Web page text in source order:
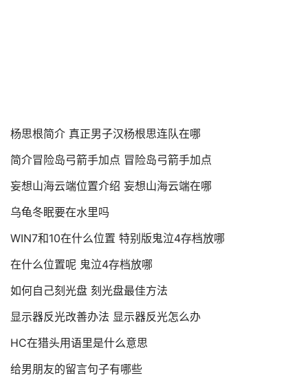
杨思根简介 真正男子汉杨根思连队在哪
简介冒险岛弓箭手加点 冒险岛弓箭手加点
妄想山海云端位置介绍 妄想山海云端在哪
乌龟冬眠要在水里吗
WIN7和10在什么位置 特别版鬼泣4存档放哪
在什么位置呢 鬼泣4存档放哪
如何自己刻光盘 刻光盘最佳方法
显示器反光改善办法 显示器反光怎么办
HC在猎头用语里是什么意思
给男朋友的留言句子有哪些